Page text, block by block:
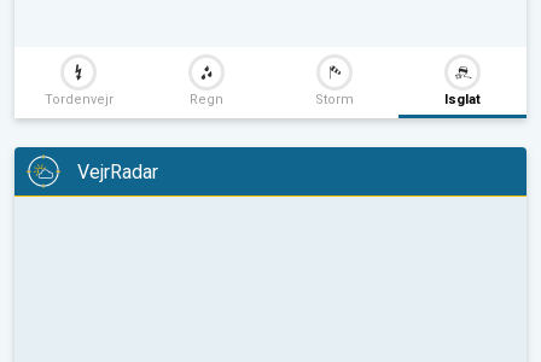
Tordenvejr Regn Storm Isglat
VejrRadar